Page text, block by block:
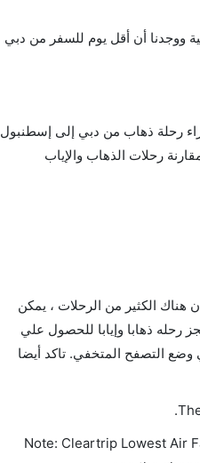
عملية بحث عن خط سير الرحلة التي رأيناها للمغادرين خلال الـ 90 يومًا التالية ووجدنا أن أقل يوم للسفر من دبي
رحلة ذهاب من دبي إلى إسطنبول
رحلات الذهاب والإياب
الكثير من الرحلات ، يمكن
رحله ذهابا وإيابا للحصول علي
التصفح المتخفي. تاكد أيضا
.
Note: Cleartrip Lowest Air